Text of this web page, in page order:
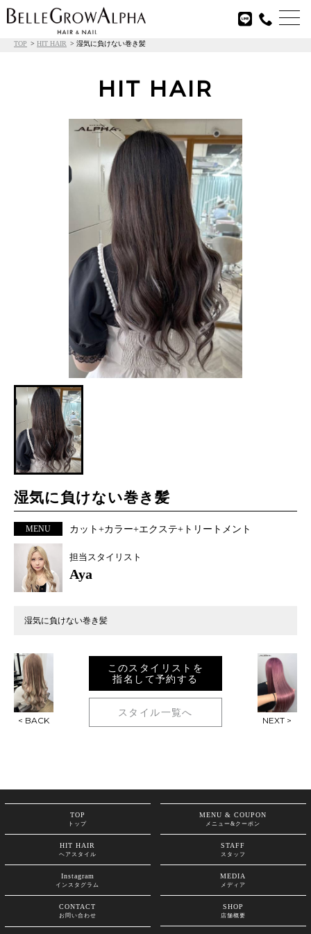

TOP HIT HAIR 湿気に負けない巻き髪
HIT HAIR
湿気に負けない巻き髪
MENU カット+カラー+エクステ+トリートメント
担当スタイリスト
Aya
湿気に負けない巻き髪
< BACK
このスタイリストを
指名して予約する
スタイル一覧へ
NEXT >
TOP
トップ
MENU & COUPON
メニュー&クーポン
HIT HAIR
ヘアスタイル
STAFF
スタッフ
Instagram
インスタグラム
MEDIA
メディア
CONTACT
お問い合わせ
SHOP
店舗概要